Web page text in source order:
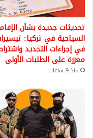
تحديثات جديدة بشأن
السياحية في تركيا:
في إجراءات التجديد
معززة على الطلبات الأولى
منذ 9 ساعات